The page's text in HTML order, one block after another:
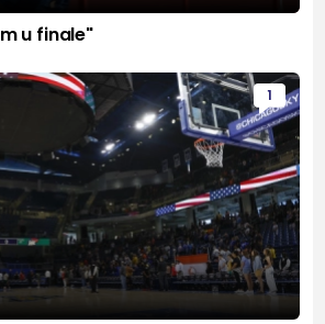
u finale"
1